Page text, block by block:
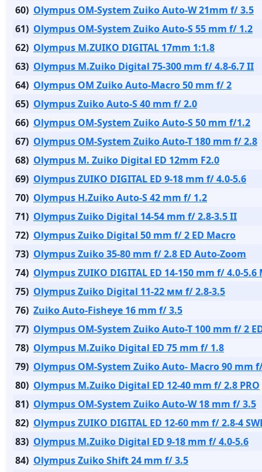
60) Olympus OM-System Zuiko Auto-W 21mm f/ 3.5
61) Olympus OM-System Zuiko Auto-S 55 mm f/ 1.2
62) Olympus M.ZUIKO DIGITAL 17mm 1:1.8
63) Olympus M.Zuiko Digital 75-300 mm f/ 4.8-6.7 II
64) Olympus OM Zuiko Auto-Macro 50 mm f/ 2
65) Olympus Zuiko Auto-S 40 mm f/ 2.0
66) Olympus OM-System Zuiko Auto-S 50 mm f/1.2
67) Olympus OM-System Zuiko Auto-T 180 mm f/ 2.8
68) Olympus М. Zuiko Digital ED 12mm F2.0
69) Olympus ZUIKO DIGITAL ED 9-18 mm f/ 4.0-5.6
70) Olympus H.Zuiko Auto-S 42 mm f/ 1.2
71) Olympus Zuiko Digital 14-54 mm f/ 2.8-3.5 II
72) Olympus Zuiko Digital 50 mm f/ 2 ED Macro
73) Olympus Zuiko 35-80 mm f/ 2.8 ED Auto-Zoom
74) Olympus ZUIKO DIGITAL ED 14-150 mm f/ 4.0-5.6
75) Olympus Zuiko Digital 11-22 мм f/ 2.8-3.5
76) Zuiko Auto-Fisheye 16 mm f/ 3.5
77) Olympus OM-System Zuiko Auto-T 100 mm f/ 2
78) Olympus M.Zuiko Digital ED 75 mm f/ 1.8
79) Olympus OM-System Zuiko Auto- Macro 90 mm
80) Olympus M.Zuiko Digital ED 12-40 mm f/ 2.8 PRO
81) Olympus OM-System Zuiko Auto-W 18 mm f/ 3.5
82) Olympus ZUIKO DIGITAL ED 12-60 mm f/ 2.8-4
83) Olympus M.Zuiko Digital ED 9-18 mm f/ 4.0-5.6
84) Olympus Zuiko Shift 24 mm f/ 3.5